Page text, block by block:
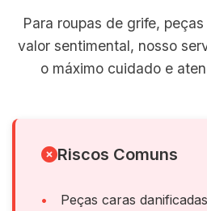
Para roupas de grife,
valor sentimental, nosso
o máximo cuidado e
Riscos Comuns
Peças caras